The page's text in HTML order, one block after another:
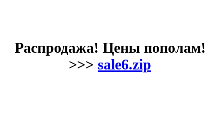
Распродажа! Цены пополам!
>>> sale6.zip